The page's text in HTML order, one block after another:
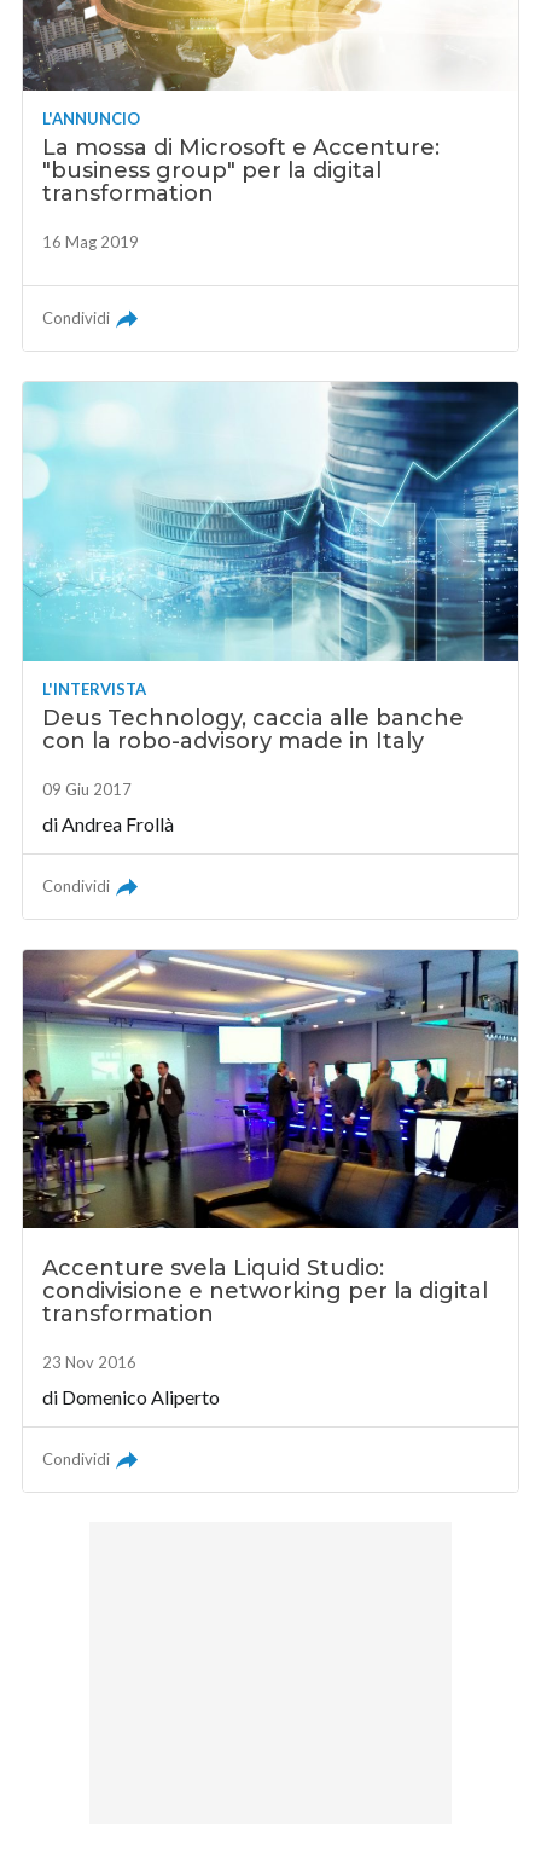
L'ANNUNCIO
La mossa di Microsoft e Accenture:
"business group" per la digital
transformation
16 Mag 2019
Condividi
L'INTERVISTA
Deus Technology, caccia alle banche
con la robo-advisory made in Italy
09 Giu 2017
di Andrea Frollà
Condividi
Accenture svela Liquid Studio:
condivisione e networking per la digital
transformation
23 Nov 2016
di Domenico Aliperto
Condividi